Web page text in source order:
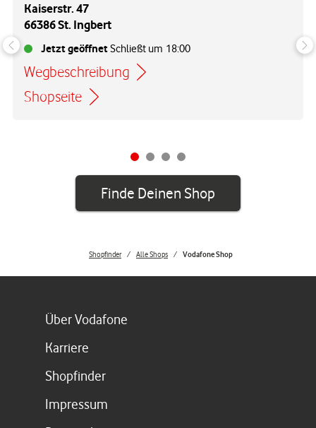
Kaiserstr. 47
66386 St. Ingbert
Jetzt geöffnetSchließt um 18:00
Wegbeschreibung
Link öffnet in einem neuen Tab
Shopseite
Finde Deinen Shop
Shopfinder Alle Shops Vodafone Shop
Über Vodafone
Karriere
ShopfinderLink öffnet in einem neuen Tab
Impressum